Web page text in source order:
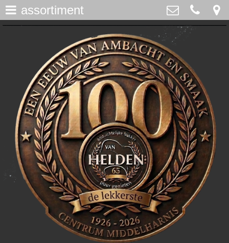
>
>
nieuws >
lunchroom >
de ijsspecialist >
flakkeecialiteiten >
skitaart >
webshop >
Bakker Van Helden
Westdijk 12, Middelharnis
0187-482065
info@bakkervanhelden.nl
assortiment